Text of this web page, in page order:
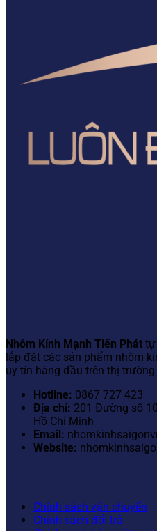
Nhôm Kính Mạnh Tiến Phát tự
lắp đặt các sản phẩm nhôm
uy tín hàng đầu trên thị trường
Hotline: 0867 727 423
Địa chỉ: 201 Đường số
Hồ Chí Minh
Email:
Website:
Chính sách vận chuyển
Chính sách đổi trả